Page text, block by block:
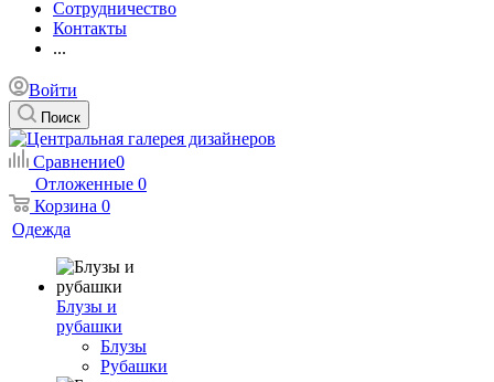
Сотрудничество
Контакты
...
Войти
Поиск
Сравнение0
Отложенные 0
Корзина 0
Одежда
Блузы и
рубашки
Блузы
Рубашки